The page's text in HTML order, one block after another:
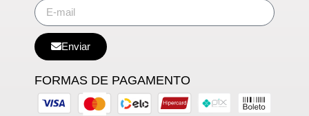
Enviar
FORMAS DE PAGAMENTO